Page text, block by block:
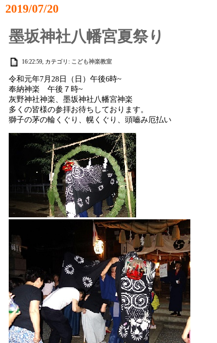
2019/07/20
墨坂神社八幡宮夏祭り
16:22:59, カテゴリ: こども神楽教室
令和元年7月28日（日）午後6時~
奉納神楽 午後７時~
灰野神社神楽、墨坂神社八幡宮神楽
多くの皆様の参拝お待ちしております。
獅子の茅の輪くぐり、幌くぐり、頭嚙み厄払い